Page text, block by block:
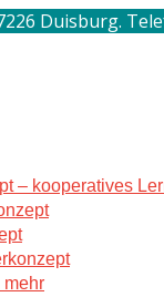
Duisburg.
– kooperatives
mehr